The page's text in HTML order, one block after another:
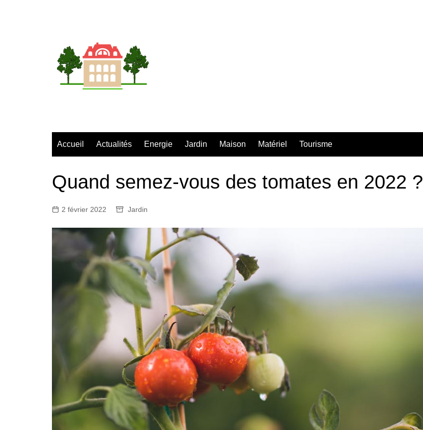
Accueil Actualités Energie Jardin Maison Matériel Tourisme
Quand semez-vous des tomates en 2022 ?
2 février 2022 Jardin